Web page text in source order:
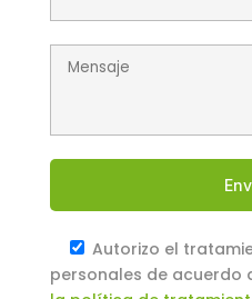
Autorizo el
personales de acuerdo